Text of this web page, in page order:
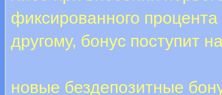
фиксированного
другому, бонус поступит
новые бездепозитные